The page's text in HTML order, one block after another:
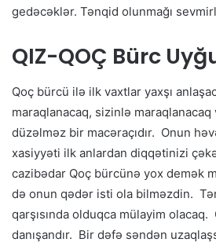
gedəcəklər. Tənqid olunmağı
QIZ-QOÇ Bürc
Qoç bürcü ilə ilk vaxtlar yaxşı
maraqlanacaq, sizinlə
düzəlməz bir macəraçıdır. Onun
xasiyyəti ilk anlardan diqqətinizi
cazibədar Qoç bürcünə yox demək
də onun qədər isti ola bilməzdin.
qarşısında olduqca mülayim
danışandır. Bir dəfə səndən